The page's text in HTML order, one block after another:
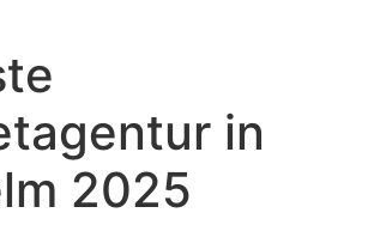
in
2025